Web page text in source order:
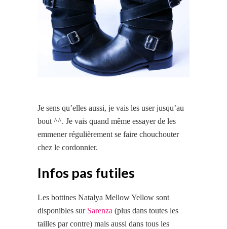
Je sens qu’elles aussi, je vais les user jusqu’au
bout ^^. Je vais quand même essayer de les
emmener régulièrement se faire chouchouter
chez le cordonnier.
Infos pas futiles
Les bottines Natalya Mellow Yellow sont
disponibles sur Sarenza (plus dans toutes les
tailles par contre) mais aussi dans tous les